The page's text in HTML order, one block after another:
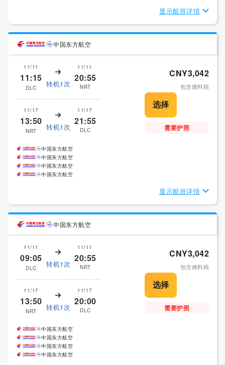
显示航班详情
中国东方航空
11/11
11:15
DLC 转机1次
11/11
20:55
NRT
11/17
13:50
NRT 转机1次
11/17
21:55
DLC
CNY3,042
包含燃料税
需要护照
中国东方航空
中国东方航空
中国东方航空
中国东方航空
显示航班详情
中国东方航空
11/11
09:05
DLC 转机1次
11/11
20:55
NRT
11/17
13:50
NRT 转机1次
11/17
20:00
DLC
CNY3,042
包含燃料税
需要护照
中国东方航空
中国东方航空
中国东方航空
中国东方航空